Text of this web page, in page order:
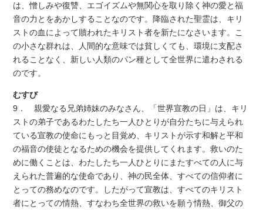
は、憎しみや復讐、エゴイズムや無関心を取り除く神の愛と福
音の力とをあかしすることなのです。降臨された聖霊は、キリ
ストの血によって贖われたキリスト者を新たになさいます。こ
の小さな群れは、人間的な意味では貧しくても、環境に支配さ
れることなく、新しい人類のパン種として全世界に遣わされる
のです。
むすび
9． 親愛なる兄弟姉妹のみなさん、「世界宣教の日」は、キリ
ストの弟子であるわたしたち一人ひとりが自分たちに与えられ
ている宣教の使命にもっと目覚め、キリストが示す和解と平和
の福音の使徒となるための機会を提供してくれます。救いのた
めに働くことは、わたしたち一人ひとりにまたすべての人に与
えられた普遍的な使命であり、神の民全体、すべての信仰者に
とっての務めなのです。したがって宣教は、すべてのキリスト
者にとっての情熱、すなわち全世界の救いを願う情熱、御父の